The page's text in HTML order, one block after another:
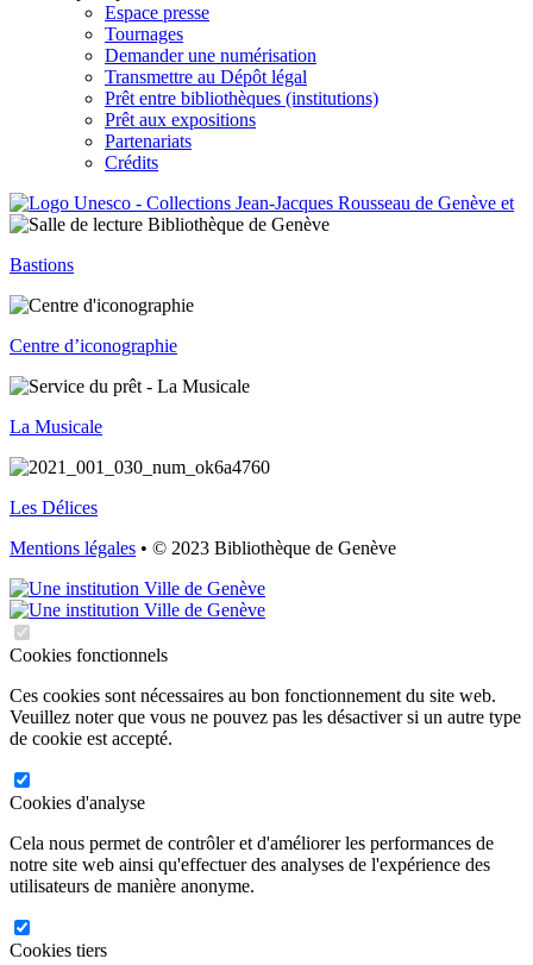
Espace presse
Tournages
Demander une numérisation
Transmettre au Dépôt légal
Prêt entre bibliothèques (institutions)
Prêt aux expositions
Partenariats
Crédits
Bastions
Centre d’iconographie
La Musicale
Les Délices
Mentions légales • © 2023 Bibliothèque de Genève
Cookies fonctionnels
Ces cookies sont nécessaires au bon fonctionnement du site web.
Veuillez noter que vous ne pouvez pas les désactiver si un autre type
de cookie est accepté.
Cookies d'analyse
Cela nous permet de contrôler et d'améliorer les performances de
notre site web ainsi qu'effectuer des analyses de l'expérience des
utilisateurs de manière anonyme.
Cookies tiers